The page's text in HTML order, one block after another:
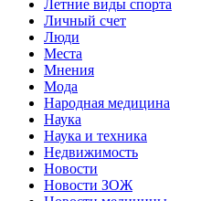
Летние виды спорта
Личный счет
Люди
Места
Мнения
Мода
Народная медицина
Наука
Наука и техника
Недвижимость
Новости
Новости ЗОЖ